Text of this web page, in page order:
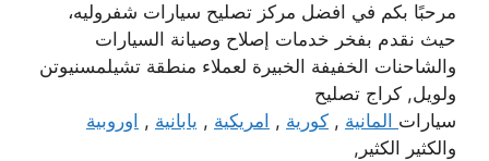
مرحبًا بكم في افضل مركز تصليح سيارات شفروليه،
حيث نقدم بفخر خدمات إصلاح وصيانة السيارات
والشاحنات الخفيفة الخبيرة لعملاء منطقة تشيلمسنيوتن
ولويل, كراج تصليح
سيارات المانية , كورية , امريكية , يابانية , اوروبية
والكثير الكثير,